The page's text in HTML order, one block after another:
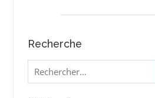
Recherche
Rechercher :